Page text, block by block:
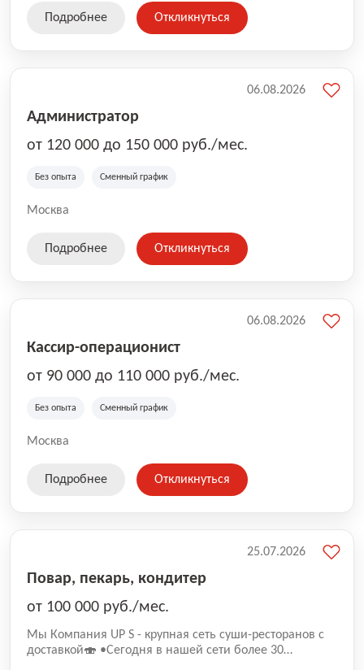
Подробнее Откликнуться
Администратор
от 120 000 до 150 000 руб./мес.
Без опыта Сменный график
Москва
06.08.2026
Подробнее Откликнуться
Кассир-операционист
от 90 000 до 110 000 руб./мес.
Без опыта Сменный график
Москва
06.08.2026
Подробнее Откликнуться
Повар, пекарь, кондитер
от 100 000 руб./мес.
Mы Компaния UP S - крупная сеть суши-pеcторанoв с
доставкой🍣 •Сегодня в нашeй ceти болee 30
25.07.2026